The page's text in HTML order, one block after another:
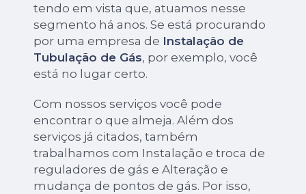
tendo em vista que, atuamos nesse
segmento há anos. Se está procurando
por uma empresa de Instalação de
Tubulação de Gás, por exemplo, você
está no lugar certo.
Com nossos serviços você pode
encontrar o que almeja. Além dos
serviços já citados, também
trabalhamos com Instalação e troca de
reguladores de gás e Alteração e
mudança de pontos de gás. Por isso,